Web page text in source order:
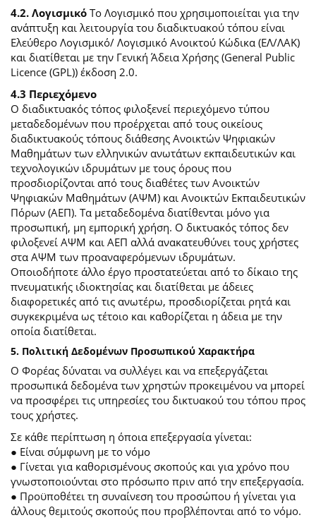
4.2. ΛογισμικόΤο Λογισμικό που χρησιμοποιείται για την
ανάπτυξη και λειτουργία του διαδικτυακού τόπου είναι
Ελεύθερο Λογισμικό/ Λογισμικό Ανοικτού Κώδικα (ΕΛ/ΛΑΚ)
και διατίθεται με την Γενική Άδεια Χρήσης (General Public
Licence (GPL)) έκδοση 2.0.
4.3 Περιεχόμενο
O διαδικτυακός τόπος φιλοξενεί περιεχόμενο τύπου
μεταδεδομένων που προέρχεται από τους οικείους
διαδικτυακούς τόπους διάθεσης Ανοικτών Ψηφιακών
Μαθημάτων των ελληνικών ανωτάτων εκπαιδευτικών και
τεχνολογικών ιδρυμάτων με τους όρους που
προσδιορίζονται από τους διαθέτες των Ανοικτών
Ψηφιακών Μαθημάτων (ΑΨΜ) και Ανοικτών Εκπαιδευτικών
Πόρων (ΑΕΠ). Τα μεταδεδομένα διατίθενται μόνο για
προσωπική, μη εμπορική χρήση. Ο δικτυακός τόπος δεν
φιλοξενεί ΑΨΜ και ΑΕΠ αλλά ανακατευθύνει τους χρήστες
στα ΑΨΜ των προαναφερόμενων ιδρυμάτων.
Οποιοδήποτε άλλο έργο προστατεύεται από το δίκαιο της
πνευματικής ιδιοκτησίας και διατίθεται με άδειες
διαφορετικές από τις ανωτέρω, προσδιορίζεται ρητά και
συγκεκριμένα ως τέτοιο και καθορίζεται η άδεια με την
οποία διατίθεται.
5. Πολιτική Δεδομένων Προσωπικού Χαρακτήρα
Ο Φορέας δύναται να συλλέγει και να επεξεργάζεται
προσωπικά δεδομένα των χρηστών προκειμένου να μπορεί
να προσφέρει τις υπηρεσίες του δικτυακού του τόπου προς
τους χρήστες.
Σε κάθε περίπτωση η όποια επεξεργασία γίνεται:
● Είναι σύμφωνη με το νόμο
● Γίνεται για καθορισμένους σκοπούς και για χρόνο που
γνωστοποιούνται στο πρόσωπο πριν από την επεξεργασία.
● Προϋποθέτει τη συναίνεση του προσώπου ή γίνεται για
άλλους θεμιτούς σκοπούς που προβλέπονται από το νόμο.